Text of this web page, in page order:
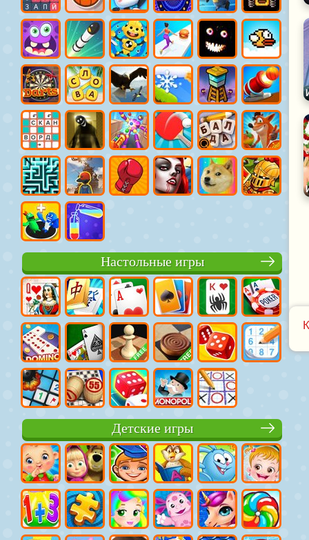
Настольные игры
Детские игры